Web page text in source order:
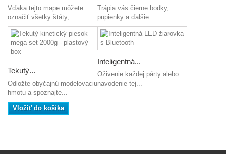
Vďaka tejto mape môžete
označiť všetky štáty,...
Trápia vás čierne bodky,
pupienky a ďalšie...
Tekutý...
Odložte obyčajnú modelovaciu
hmotu a spoznajte...
Vložiť do košíka
Inteligentná...
Oživenie každej párty alebo
navodenie tej...